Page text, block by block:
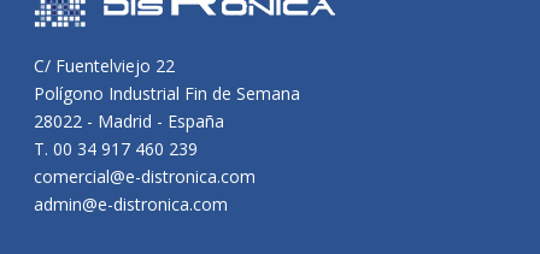
C/ Fuentelviejo 22
Polígono Industrial Fin de Semana
28022 - Madrid - España
T. 00 34 917 460 239
comercial@e-distronica.com
admin@e-distronica.com